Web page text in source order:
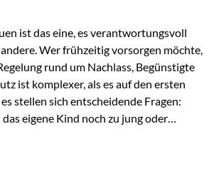
Kursgewinne werden laufend
ist das eine, es verantwortungsvoll
Wer frühzeitig vorsorgen möchte,
rund um Nachlass, Begünstigte
ist komplexer, als es auf den ersten
stellen sich entscheidende Fragen:
eigene Kind noch zu jung oder
verhindert werden, dass Ex-Partner,